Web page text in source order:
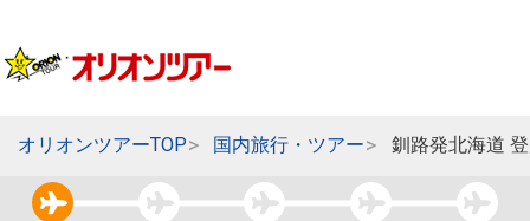
オリオンツアーTOP 国内旅行・ツアー 釧路発北海道